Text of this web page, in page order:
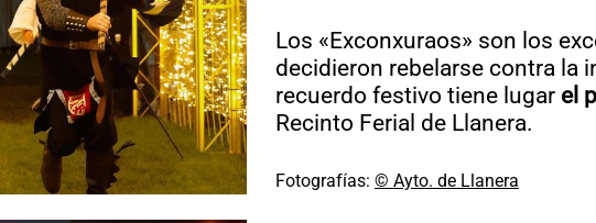
Los «Exconxuraos» son los
decidieron rebelarse contra la
recuerdo festivo tiene lugar el
Recinto Ferial de Llanera.
Fotografías: © Ayto. de Llanera